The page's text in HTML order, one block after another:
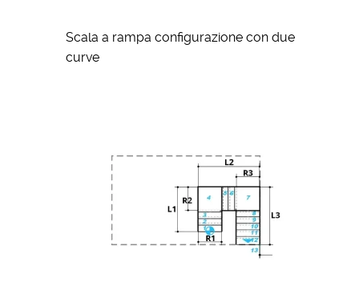
Scala a rampa configurazione con due
curve